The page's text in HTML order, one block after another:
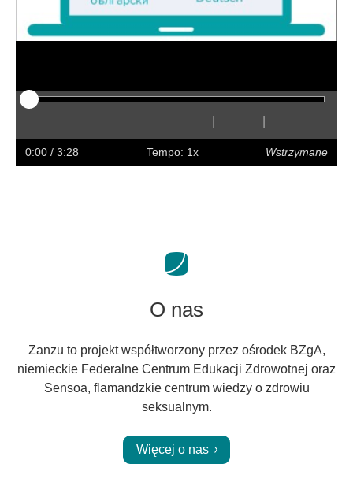
w
tył przód
Ukryj
napisy
SzybciejWolniej
na
pełny
0:00 / 3:28 Tempo: 1x Wstrzymane
O nas
Zanzu to projekt współtworzony przez ośrodek BZgA,
niemieckie Federalne Centrum Edukacji Zdrowotnej oraz
Sensoa, flamandzkie centrum wiedzy o zdrowiu
seksualnym.
Więcej o nas